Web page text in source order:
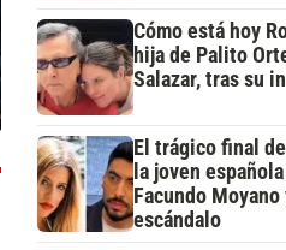
Cómo está hoy
hija de Palito
Salazar, tras su
El trágico final
la joven
Facundo
escándalo